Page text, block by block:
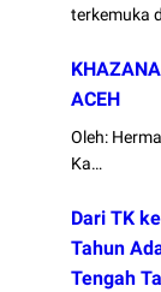
terkemuka
ACEH
Oleh:
Ka…
Dari TK
Tahun
Tengah